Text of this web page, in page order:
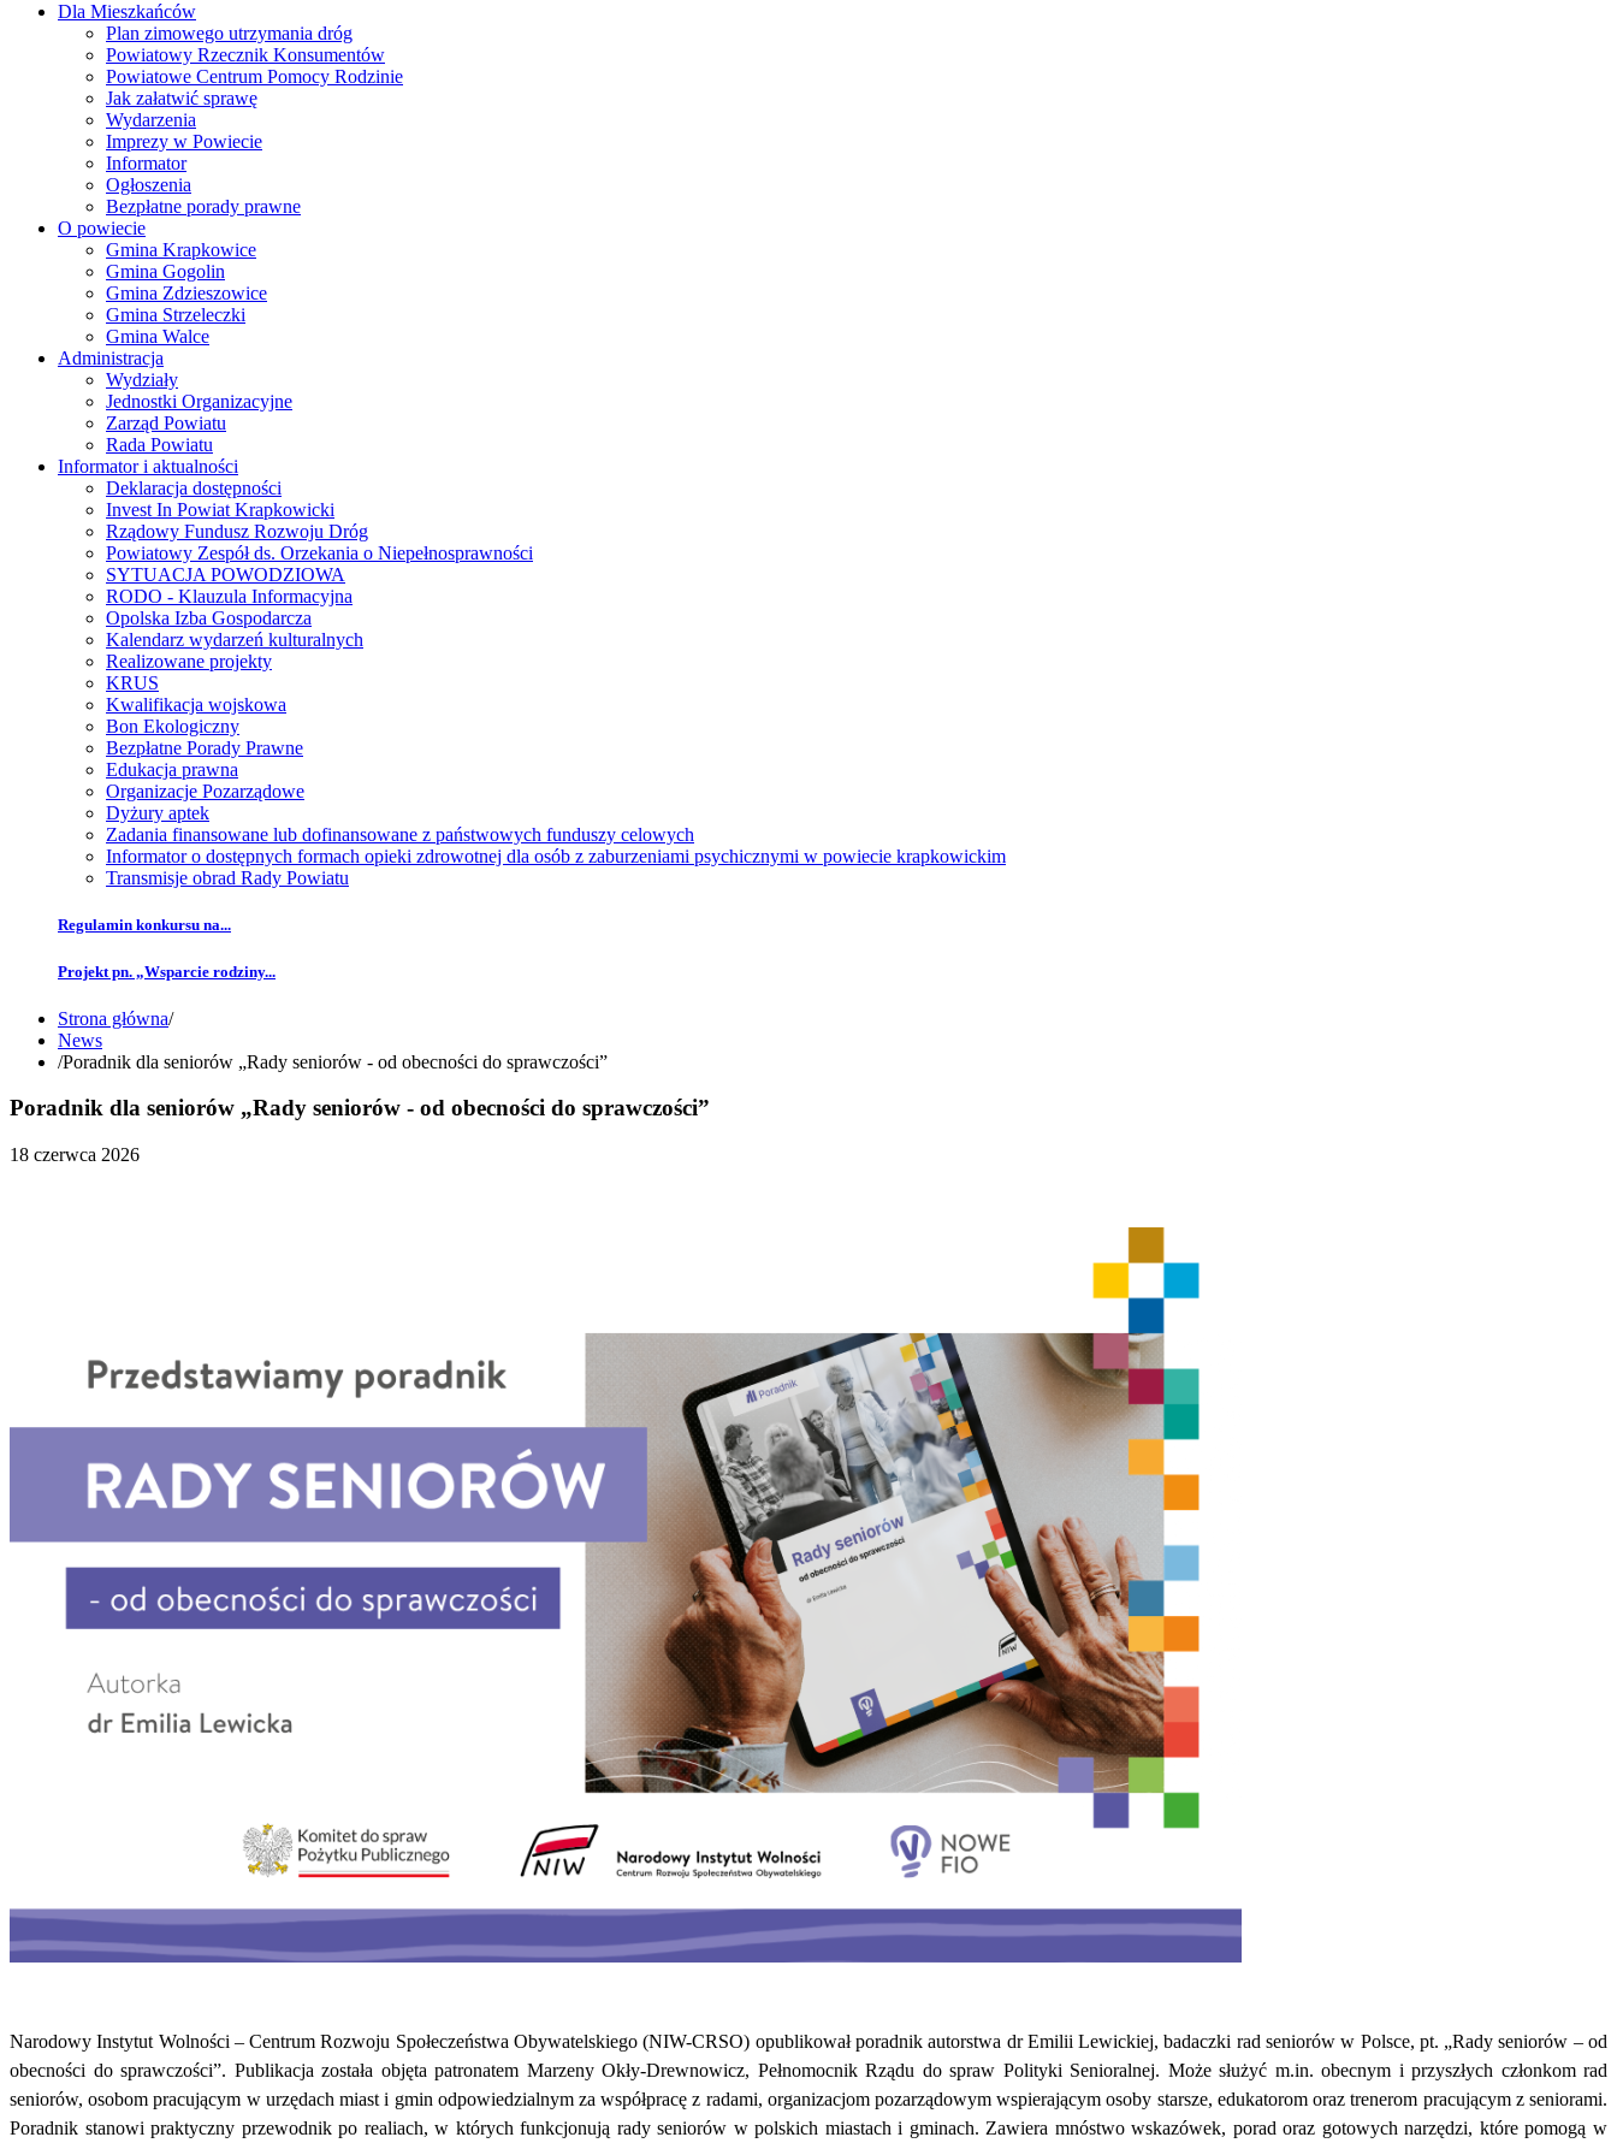
Dla Mieszkańców
Plan zimowego utrzymania dróg
Powiatowy Rzecznik Konsumentów
Powiatowe Centrum Pomocy Rodzinie
Jak załatwić sprawę
Wydarzenia
Imprezy w Powiecie
Informator
Ogłoszenia
Bezpłatne porady prawne
O powiecie
Gmina Krapkowice
Gmina Gogolin
Gmina Zdzieszowice
Gmina Strzeleczki
Gmina Walce
Administracja
Wydziały
Jednostki Organizacyjne
Zarząd Powiatu
Rada Powiatu
Informator i aktualności
Deklaracja dostępności
Invest In Powiat Krapkowicki
Rządowy Fundusz Rozwoju Dróg
Powiatowy Zespół ds. Orzekania o Niepełnosprawności
SYTUACJA POWODZIOWA
RODO - Klauzula Informacyjna
Opolska Izba Gospodarcza
Kalendarz wydarzeń kulturalnych
Realizowane projekty
KRUS
Kwalifikacja wojskowa
Bon Ekologiczny
Bezpłatne Porady Prawne
Edukacja prawna
Organizacje Pozarządowe
Dyżury aptek
Zadania finansowane lub dofinansowane z państwowych funduszy celowych
Informator o dostępnych formach opieki zdrowotnej dla osób z zaburzeniami psychicznymi w powiecie krapkowickim
Transmisje obrad Rady Powiatu
Regulamin konkursu na...
Projekt pn. „Wsparcie rodziny...
Strona główna/
News
/Poradnik dla seniorów „Rady seniorów - od obecności do sprawczości”
Poradnik dla seniorów „Rady seniorów - od obecności do sprawczości”
18 czerwca 2026
Narodowy Instytut Wolności – Centrum Rozwoju Społeczeństwa Obywatelskiego (NIW-CRSO) opublikował poradnik autorstwa dr Emilii Lewickiej, badaczki rad seniorów w Polsce, pt. „Rady seniorów – od
obecności do sprawczości”. Publikacja została objęta patronatem Marzeny Okły-Drewnowicz, Pełnomocnik Rządu do spraw Polityki Senioralnej. Może służyć m.in. obecnym i przyszłych członkom rad
seniorów, osobom pracującym w urzędach miast i gmin odpowiedzialnym za współpracę z radami, organizacjom pozarządowym wspierającym osoby starsze, edukatorom oraz trenerom pracującym z seniorami.
Poradnik stanowi praktyczny przewodnik po realiach, w których funkcjonują rady seniorów w polskich miastach i gminach. Zawiera mnóstwo wskazówek, porad oraz gotowych narzędzi, które pomogą w